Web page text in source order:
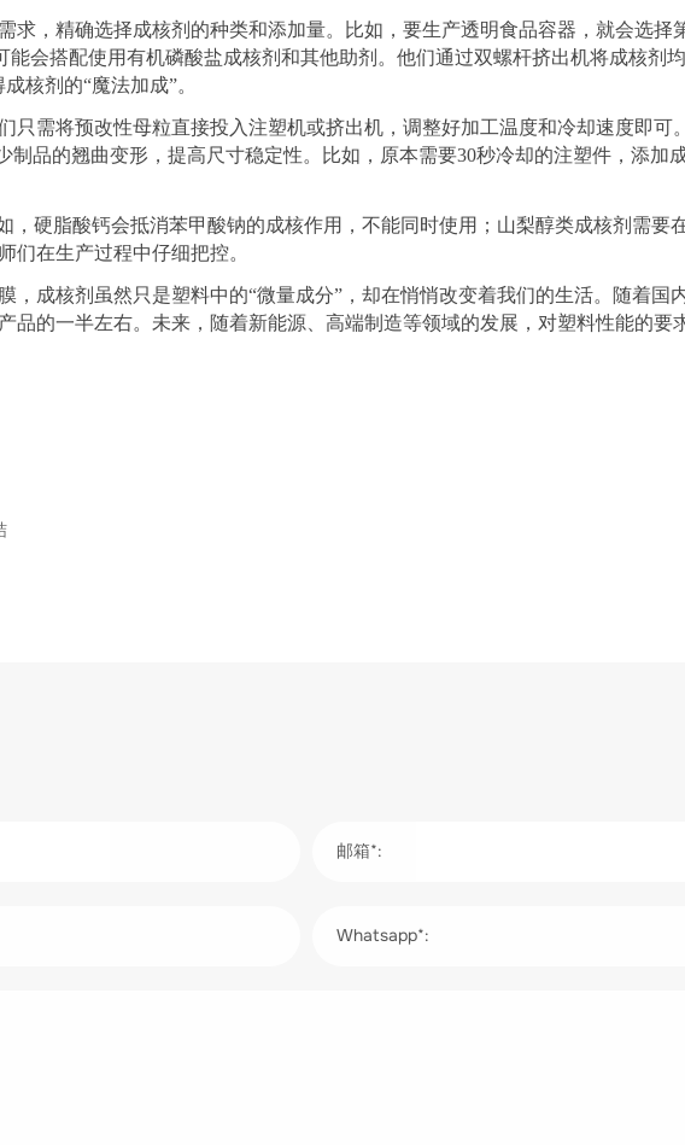
求，精确选择成核剂的种类和添加量。比如，要生产透明食品容器，就会选择
能会搭配使用有机磷酸盐成核剂和其他助剂。他们通过双螺杆挤出机将成核剂
成核剂的“魔法加成”。
只需将预改性母粒直接投入注塑机或挤出机，调整好加工温度和冷却速度即可
制品的翘曲变形，提高尺寸稳定性。比如，原本需要30秒冷却的注塑件，添加
，硬脂酸钙会抵消苯甲酸钠的成核作用，不能同时使用；山梨醇类成核剂需要
们在生产过程中仔细把控。
，成核剂虽然只是塑料中的“微量成分” ，却在悄悄改变着我们的生活。随着国
品的一半左右。未来，随着新能源、高端制造等领域的发展，对塑料性能的要
邮箱*:
Whatsapp*: